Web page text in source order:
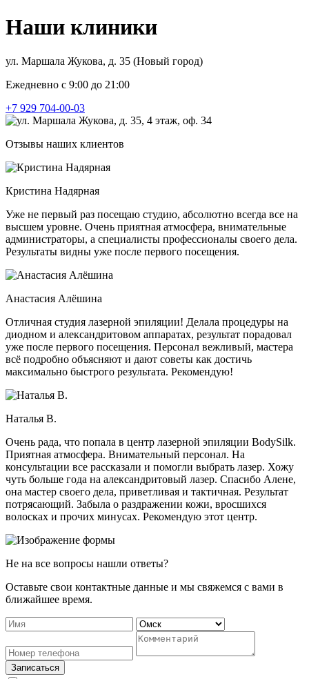
Наши клиники
ул. Маршала Жукова, д. 35 (Новый город)
Ежедневно с 9:00 до 21:00
+7 929 704-00-03
Отзывы наших клиентов
Кристина Надярная
Уже не первый раз посещаю студию, абсолютно всегда все на
высшем уровне. Очень приятная атмосфера, внимательные
администраторы, а специалисты профессионалы своего дела.
Результаты видны уже после первого посещения.
Анастасия Алёшина
Отличная студия лазерной эпиляции! Делала процедуры на
диодном и александритовом аппаратах, результат порадовал
уже после первого посещения. Персонал вежливый, мастера
всё подробно объясняют и дают советы как достичь
максимально быстрого результата. Рекомендую!
Наталья В.
Очень рада, что попала в центр лазерной эпиляции BodySilk.
Приятная атмосфера. Внимательный персонал. На
консультации все рассказали и помогли выбрать лазер. Хожу
чуть больше года на александритовый лазер. Спасибо Алене,
она мастер своего дела, приветливая и тактичная. Результат
потрясающий. Забыла о раздражении кожи, вросшихся
волосках и прочих минусах. Рекомендую этот центр.
Не на все вопросы нашли ответы?
Оставьте свои контактные данные и мы свяжемся с вами в
ближайшее время.
Записаться